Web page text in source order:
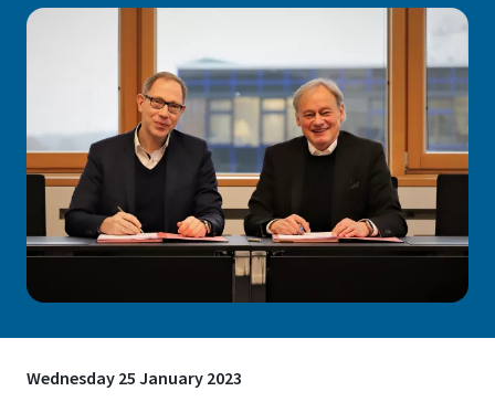
Wednesday 25 January 2023